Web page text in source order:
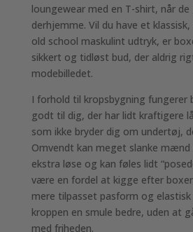
loungewear med en T-shirt, når
derhjemme. Vil du have et
old school maskulint udtryk, er
sikkert og tidløst bud, der aldrig
modebilledet.
I forhold til kropsbygning
godt til dig, der har lidt kraftigere
som ikke bryder dig om undertøj,
Omvendt kan meget slanke mænd
ekstra løse og kan føles lidt
være en fordel at kigge efter
mere tilpasset pasform og
kroppen en smule bedre, uden at
med friheden.